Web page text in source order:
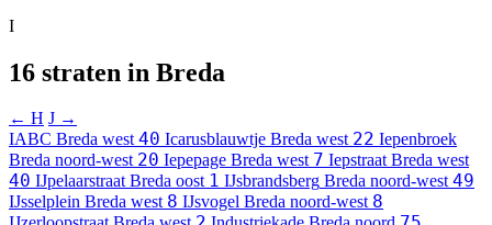
I
16 straten in Breda
← H J →
IABC Breda west 40 Icarusblauwtje Breda west 22 Iepenbroek
Breda noord-west 20 Iepepage Breda west 7 Iepstraat Breda west
40 IJpelaarstraat Breda oost 1 IJsbrandsberg Breda noord-west 49
IJsselplein Breda west 8 IJsvogel Breda noord-west 8